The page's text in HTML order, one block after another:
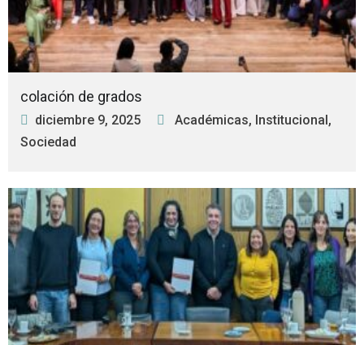
colación de grados
diciembre 9, 2025 Académicas, Institucional ,
Sociedad